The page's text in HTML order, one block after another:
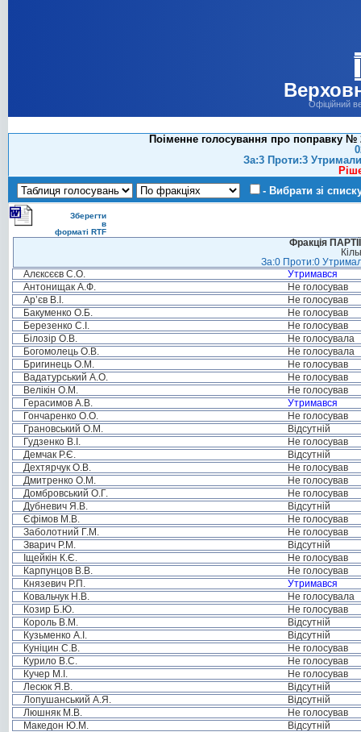
Офіційний
Поіменне голосування про поправку №
За:3 Проти:3
- Вибрати зі
Зберегти
в
форматі RTF
Фракція
За:0 Проти:0
Алєксєєв С.О.
Утримався
Антонищак А.Ф.
Не голосував
Ар’єв В.І.
Не голосував
Бакуменко О.Б.
Не голосував
Березенко С.І.
Не голосував
Білозір О.В.
Не голосувала
Богомолець О.В.
Не голосувала
Бригинець О.М.
Не голосував
Вадатурський А.О.
Не голосував
Велікін О.М.
Не голосував
Герасимов А.В.
Утримався
Гончаренко О.О.
Не голосував
Грановський О.М.
Відсутній
Гудзенко В.І.
Не голосував
Демчак Р.Є.
Відсутній
Дехтярчук О.В.
Не голосував
Дмитренко О.М.
Не голосував
Домбровський О.Г.
Не голосував
Дубневич Я.В.
Відсутній
Єфімов М.В.
Не голосував
Заболотний Г.М.
Не голосував
Зварич Р.М.
Відсутній
Іщейкін К.Є.
Не голосував
Карпунцов В.В.
Не голосував
Князевич Р.П.
Утримався
Ковальчук Н.В.
Не голосувала
Козир Б.Ю.
Не голосував
Король В.М.
Відсутній
Кузьменко А.І.
Відсутній
Куніцин С.В.
Не голосував
Курило В.С.
Не голосував
Кучер М.І.
Не голосував
Лесюк Я.В.
Відсутній
Лопушанський А.Я.
Відсутній
Люшняк М.В.
Не голосував
Македон Ю.М.
Відсутній